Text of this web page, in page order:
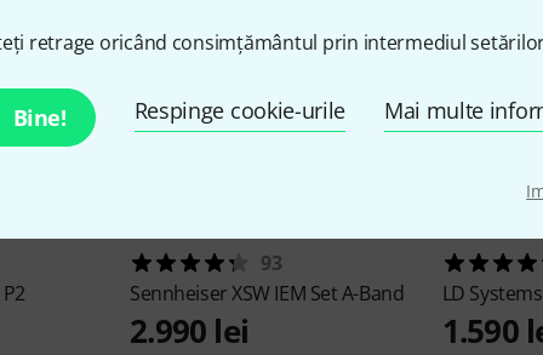
retrage oricând consimțământul prin intermediul
Bine! Respinge cookie-urile Mai multe
93
SennheiserXSW IEM Set A-Band
2.990 lei
LD Systems
1.590